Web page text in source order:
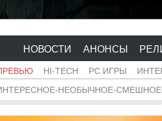
НОВОСТИ АНОНСЫ
HI-TECH PC ИГРЫ
НЕОБЫЧНОЕ-